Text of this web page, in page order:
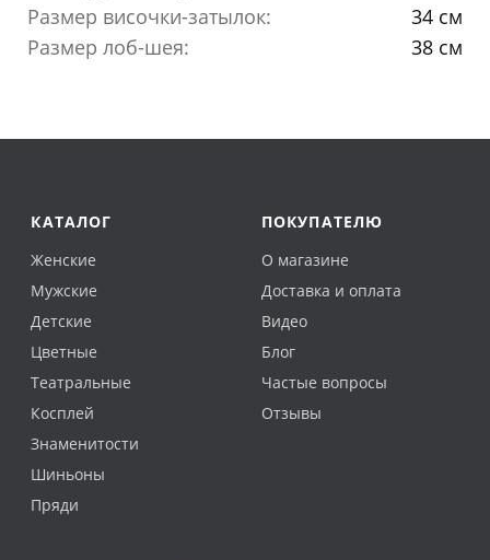
Размер височки-затылок:
34 см
Размер лоб-шея:
38 см
КАТАЛОГ
Женские
Мужские
Детские
Цветные
Театральные
Косплей
Знаменитости
Шиньоны
Пряди
ПОКУПАТЕЛЮ
О магазине
Доставка и оплата
Видео
Блог
Частые вопросы
Отзывы